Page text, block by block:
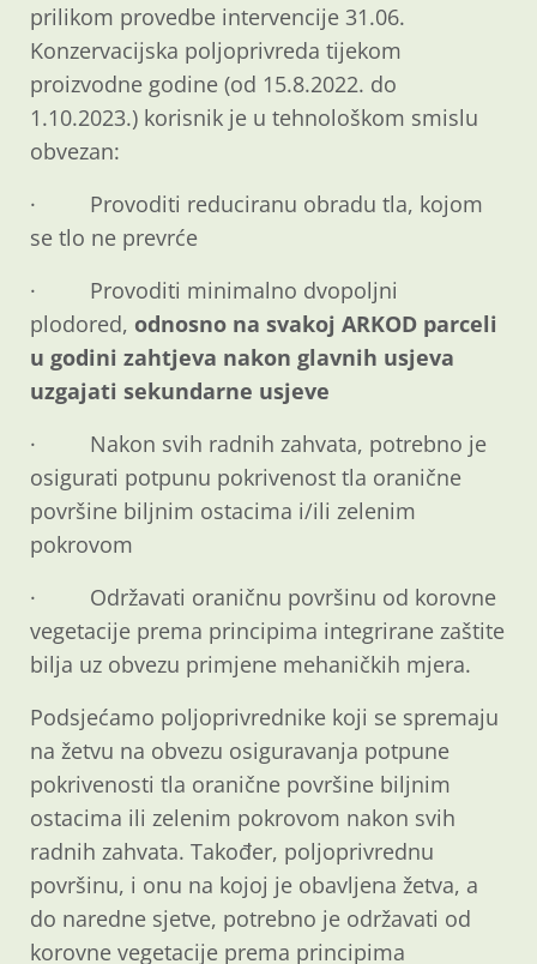
prilikom provedbe intervencije 31.06.
Konzervacijska poljoprivreda tijekom
proizvodne godine (od 15.8.2022. do
1.10.2023.) korisnik je u tehnološkom smislu
obvezan:
· Provoditi reduciranu obradu tla, kojom
se tlo ne prevrće
· Provoditi minimalno dvopoljni
plodored, odnosno na svakoj ARKOD parceli
u godini zahtjeva nakon glavnih usjeva
uzgajati sekundarne usjeve
· Nakon svih radnih zahvata, potrebno je
osigurati potpunu pokrivenost tla oranične
površine biljnim ostacima i/ili zelenim
pokrovom
· Održavati oraničnu površinu od korovne
vegetacije prema principima integrirane zaštite
bilja uz obvezu primjene mehaničkih mjera.
Podsjećamo poljoprivrednike koji se spremaju
na žetvu na obvezu osiguravanja potpune
pokrivenosti tla oranične površine biljnim
ostacima ili zelenim pokrovom nakon svih
radnih zahvata. Također, poljoprivrednu
površinu, i onu na kojoj je obavljena žetva, a
do naredne sjetve, potrebno je održavati od
korovne vegetacije prema principima